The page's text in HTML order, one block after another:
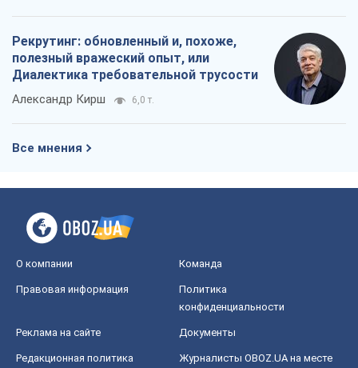
Рекрутинг: обновленный и, похоже,
полезный вражеский опыт, или
Диалектика требовательной трусости
Александр Кирш 6,0 т.
Все мнения
О компании Команда
Правовая информация
Политика
конфиденциальности
Реклама на сайте Документы
Редакционная политика
Журналисты OBOZ.UA на месте